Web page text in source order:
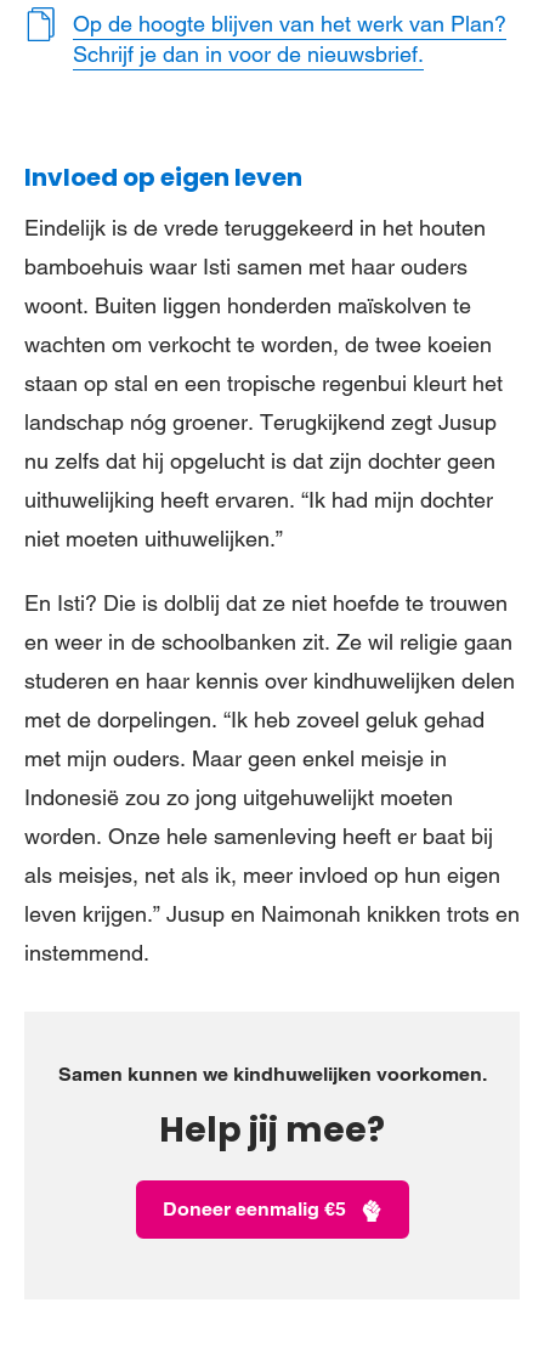
Op de hoogte blijven van het werk van Plan?
Schrijf je dan in voor de nieuwsbrief.
Invloed op eigen leven
Eindelijk is de vrede teruggekeerd in het houten
bamboehuis waar Isti samen met haar ouders
woont. Buiten liggen honderden maïskolven te
wachten om verkocht te worden, de twee koeien
staan op stal en een tropische regenbui kleurt het
landschap nóg groener. Terugkijkend zegt Jusup
nu zelfs dat hij opgelucht is dat zijn dochter geen
uithuwelijking heeft ervaren. “Ik had mijn dochter
niet moeten uithuwelijken.”
En Isti? Die is dolblij dat ze niet hoefde te trouwen
en weer in de schoolbanken zit. Ze wil religie gaan
studeren en haar kennis over kindhuwelijken delen
met de dorpelingen. “Ik heb zoveel geluk gehad
met mijn ouders. Maar geen enkel meisje in
Indonesië zou zo jong uitgehuwelijkt moeten
worden. Onze hele samenleving heeft er baat bij
als meisjes, net als ik, meer invloed op hun eigen
leven krijgen.” Jusup en Naimonah knikken trots en
instemmend.
Samen kunnen we kindhuwelijken voorkomen.
Help jij mee?
Doneer eenmalig €5